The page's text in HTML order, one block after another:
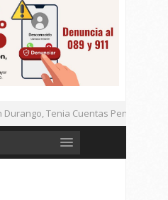
Tenia Cuentas Pendientes en
10 Acciones Para Explotación de